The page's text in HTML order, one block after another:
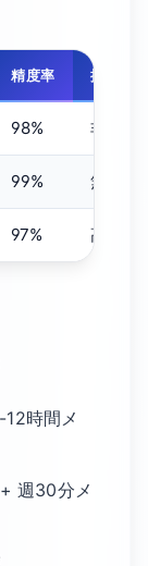
精度率 拡張性
98% 非常に
99% 無制限
97% 高い
時間メ
週30分メ